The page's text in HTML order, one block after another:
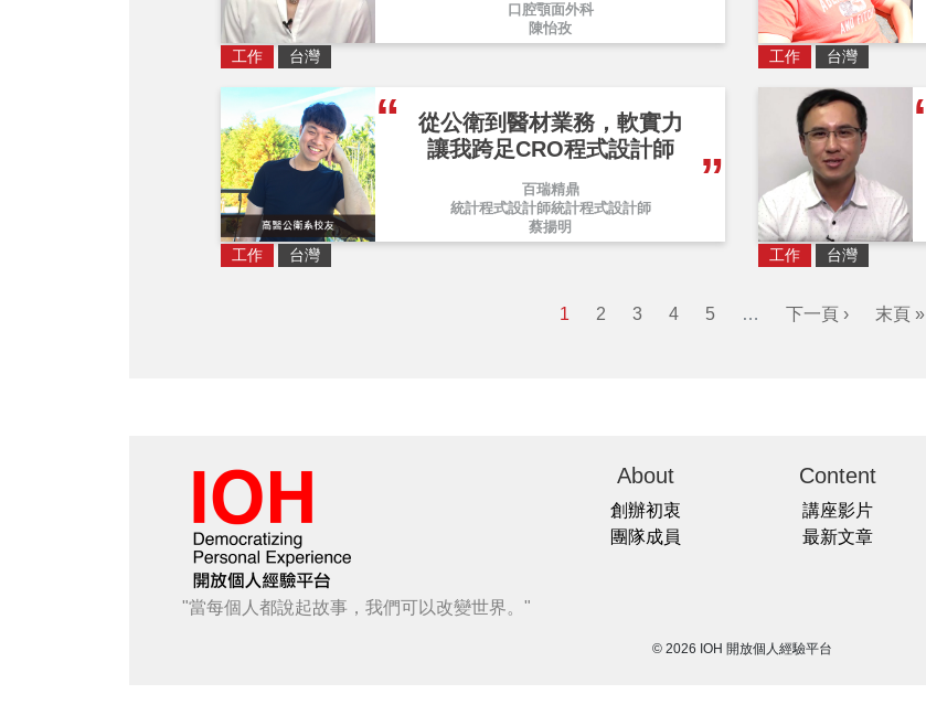
口腔顎面外科
陳怡孜
工作 台灣 工作 台灣
從公衛到醫材業務，軟實力
讓我跨足CRO程式設計師
百瑞精鼎
統計程式設計師統計程式設計師
蔡揚明
工作 台灣 工作 台灣
1 2 3 4 5 … 下一頁 › 末頁 »
"當每個人都說起故事，我們可以改變世界。"
About
創辦初衷
團隊成員
Content
講座影片
最新文章
© 2026 IOH 開放個人經驗平台